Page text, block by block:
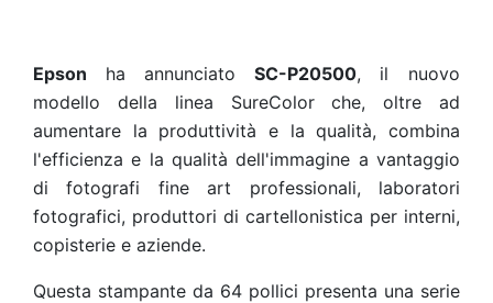
Epson ha annunciato SC-P20500, il nuovo
modello della linea SureColor che, oltre ad
aumentare la produttività e la qualità, combina
l'efficienza e la qualità dell'immagine a vantaggio
di fotografi fine art professionali, laboratori
fotografici, produttori di cartellonistica per interni,
copisterie e aziende.
Questa stampante da 64 pollici presenta una serie